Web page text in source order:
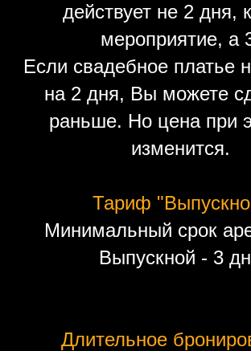
действует не 2 дня,
мероприятие, а
Если свадебное платье
на 2 дня, Вы можете
раньше. Но цена при
изменится.
Тариф
Минимальный срок
Выпускной - 3
Длительное